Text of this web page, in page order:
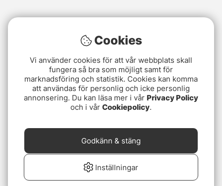
Cookies
Vi använder cookies för att vår webbplats skall
fungera så bra som möjligt samt för
marknadsföring och statistik. Cookies kan komma
att användas för personlig och icke personlig
annonsering. Du kan läsa mer i vår Privacy Policy
och i vår Cookiepolicy.
Inställningar
Godkänn & stäng